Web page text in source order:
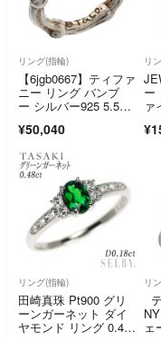
リング(指輪)
【6jgb0667】ティファ
ニー リング バンブ
ー シルバー925 5.5号
¥50,040
リ
ー
ァ
リング(指輪)
田崎真珠 Pt900 グリ
ーンガーネット ダイ
ヤモンド リング 0.48
リ
ェ